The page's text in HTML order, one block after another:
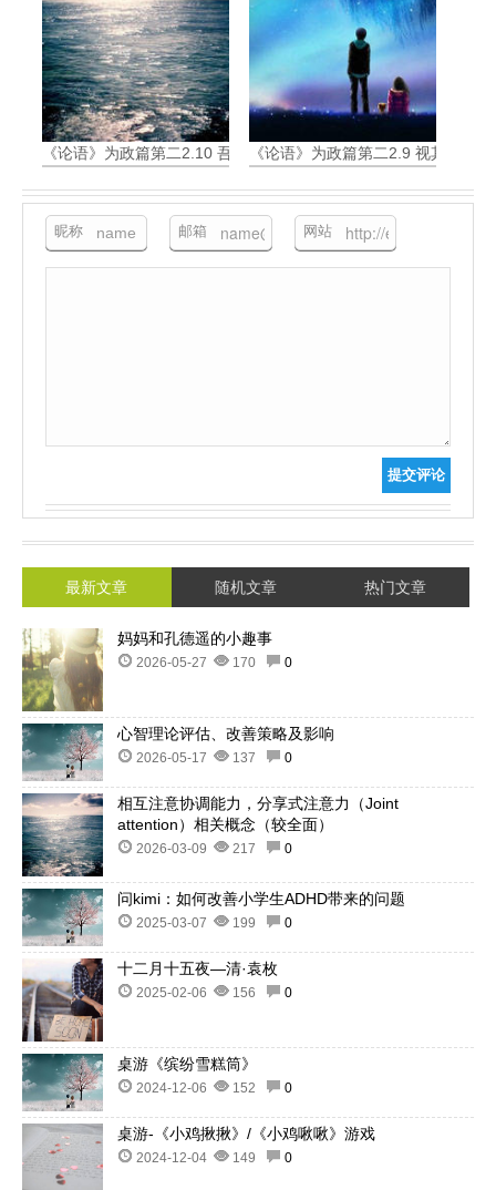
《论语》为政篇第二2.10 吾与回言终日，不违如愚
《论语》为政篇第二2.9 视其所以
昵称 邮箱 网站
提交评论
最新文章 随机文章 热门文章
妈妈和孔德遥的小趣事
2026-05-27 170 0
心智理论评估、改善策略及影响
2026-05-17 137 0
相互注意协调能力，分享式注意力（Joint
attention）相关概念（较全面）
2026-03-09 217 0
问kimi：如何改善小学生ADHD带来的问题
2025-03-07 199 0
十二月十五夜—清·袁枚
2025-02-06 156 0
桌游《缤纷雪糕筒》
2024-12-06 152 0
桌游-《小鸡揪揪》/《小鸡啾啾》游戏
2024-12-04 149 0